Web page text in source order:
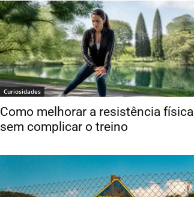
Curiosidades
Como melhorar a resistência física
sem complicar o treino